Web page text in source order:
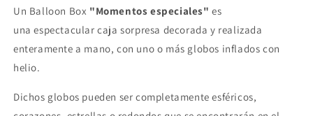
Un Balloon Box "Momentos especiales" es
una espectacular caja sorpresa decorada y realizada
enteramente a mano, con uno o más globos inflados con
helio.
Dichos globos pueden ser completamente esféricos,